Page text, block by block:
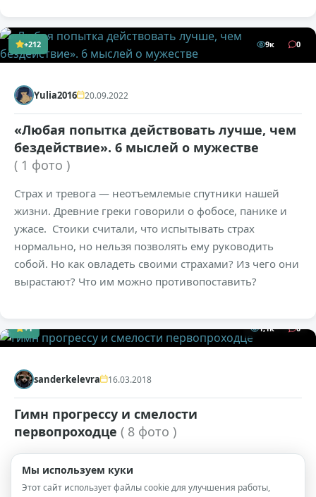
+212 9к 0
Yulia2016 20.09.2022
«Любая попытка действовать лучше, чем
бездействие». 6 мыслей о мужестве
( 1 фото )
Страх и тревога — неотъемлемые спутники нашей
жизни. Древние греки говорили о фобосе, панике и
ужасе. Стоики считали, что испытывать страх
нормально, но нельзя позволять ему руководить
собой. Но как овладеть своими страхами? Из чего они
вырастают? Что им можно противопоставить?
+1 1,1к 0
sanderkelevra 16.03.2018
Гимн прогрессу и смелости
первопроходце ( 8 фото )
Surviving Mars - проект, посвященный колонизации
красной планеты от людей, которые очень
Мы используем куки
Этот сайт использует файлы cookie для улучшения работы,